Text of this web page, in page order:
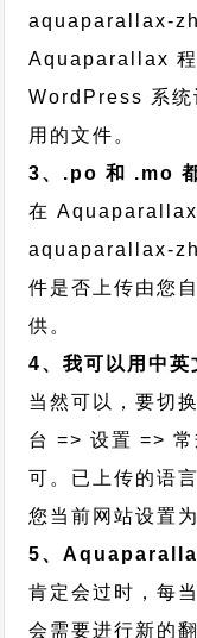
aquaparallax-
Aquaparallax 程
WordPress 系统
用的文件。
3、.po 和 .mo
在 Aquaparallax
aquaparallax-
件是否上传由您
供。
4、我可以用中英
当然可以，要切
台 => 设置 => 常
可。已上传的语
您当前网站设置
5、
肯定会过时，每
会需要进行新的